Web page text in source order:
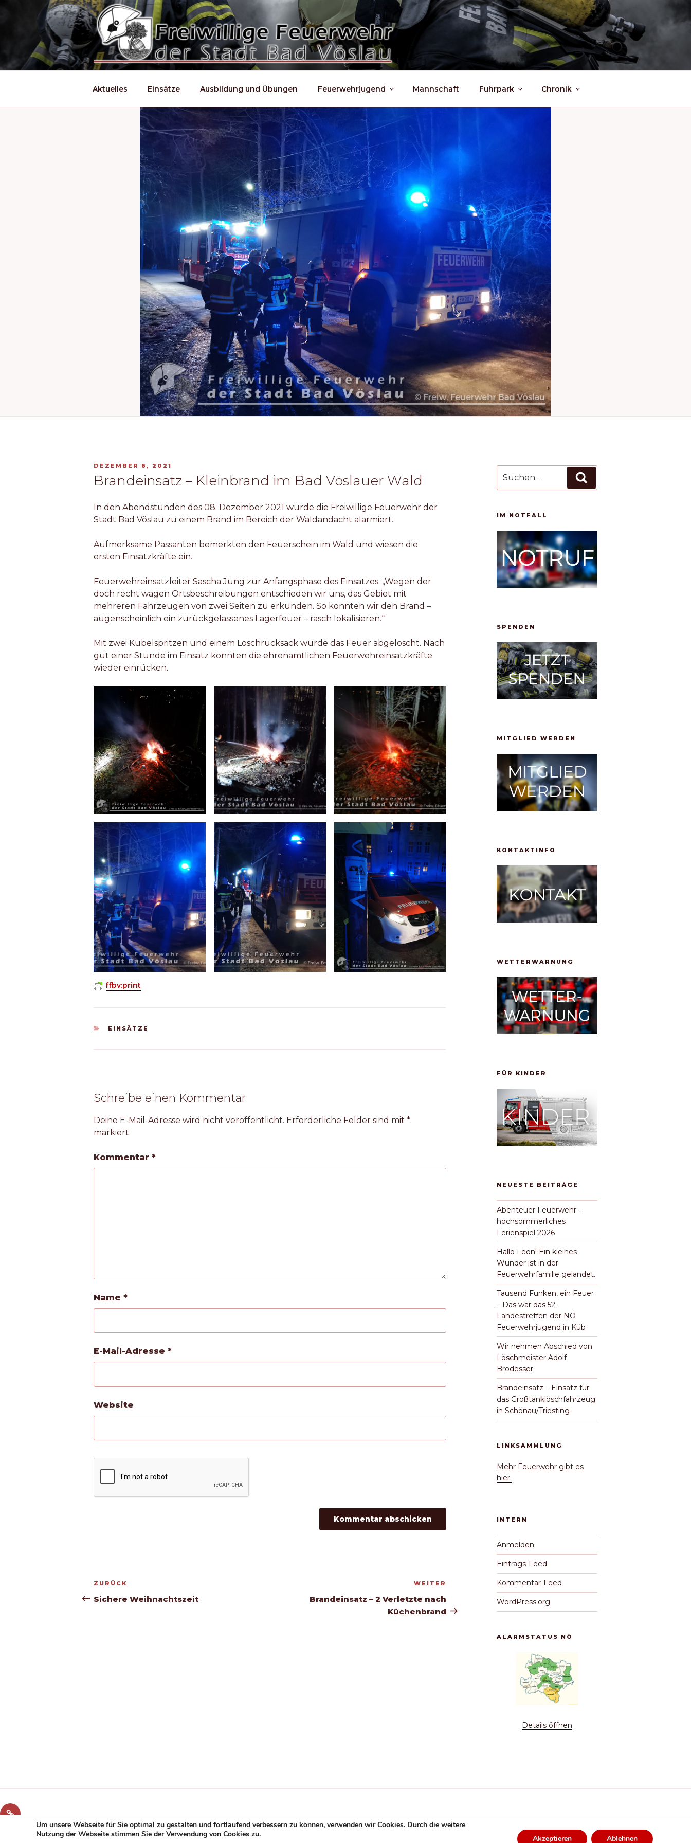
Aktuelles Einsätze Ausbildung und Übungen Feuerwehrjugend Mannschaft Fuhrpark Chronik
VERÖFFENTLICHT
DEZEMBER 8, 2021
Brandeinsatz – Kleinbrand im Bad Vöslauer Wald
In den Abendstunden des 08. Dezember 2021 wurde die Freiwillige Feuerwehr der
Stadt Bad Vöslau zu einem Brand im Bereich der Waldandacht alarmiert.
Aufmerksame Passanten bemerkten den Feuerschein im Wald und wiesen die
ersten Einsatzkräfte ein.
Feuerwehreinsatzleiter Sascha Jung zur Anfangsphase des Einsatzes: „Wegen der
doch recht wagen Ortsbeschreibungen entschieden wir uns, das Gebiet mit
mehreren Fahrzeugen von zwei Seiten zu erkunden. So konnten wir den Brand –
augenscheinlich ein zurückgelassenes Lagerfeuer – rasch lokalisieren.“
Mit zwei Kübelspritzen und einem Löschrucksack wurde das Feuer abgelöscht. Nach
gut einer Stunde im Einsatz konnten die ehrenamtlichen Feuerwehreinsatzkräfte
wieder einrücken.
ffbv:print
KATEGORIEN
EINSÄTZE
Schreibe einen Kommentar
Deine E-Mail-Adresse wird nicht veröffentlicht. Erforderliche Felder sind mit*
markiert
Kommentar*
Name*
E-Mail-Adresse*
Website
Beitragsnavigation
Vorheriger
Beitrag
ZURÜCK
Sichere Weihnachtszeit
Beitrag
WEITER
Brandeinsatz – 2 Verletzte nach
Küchenbrand
nach:
IM NOTFALL
SPENDEN
MITGLIED WERDEN
KONTAKTINFO
WETTERWARNUNG
FÜR KINDER
NEUESTE BEITRÄGE
Abenteuer Feuerwehr –
hochsommerliches
Ferienspiel 2026
Hallo Leon! Ein kleines
Wunder ist in der
Feuerwehrfamilie gelandet.
Tausend Funken, ein Feuer
– Das war das 52.
Landestreffen der NÖ
Feuerwehrjugend in Küb
Wir nehmen Abschied von
Löschmeister Adolf
Brodesser
Brandeinsatz – Einsatz für
das Großtanklöschfahrzeug
in Schönau/Triesting
LINKSAMMLUNG
Mehr Feuerwehr gibt es
hier.
INTERN
Anmelden
Eintrags-Feed
Kommentar-Feed
WordPress.org
ALARMSTATUS NÖ
Details öffnen
Fuhrpark
NOTRUF 122
Um unsere Webseite für Sie optimal zu gestalten und fortlaufend verbessern zu können, verwenden wir Cookies. Durch die weitere
Nutzung der Webseite stimmen Sie der Verwendung von Cookies zu.
Akzeptieren Ablehnen